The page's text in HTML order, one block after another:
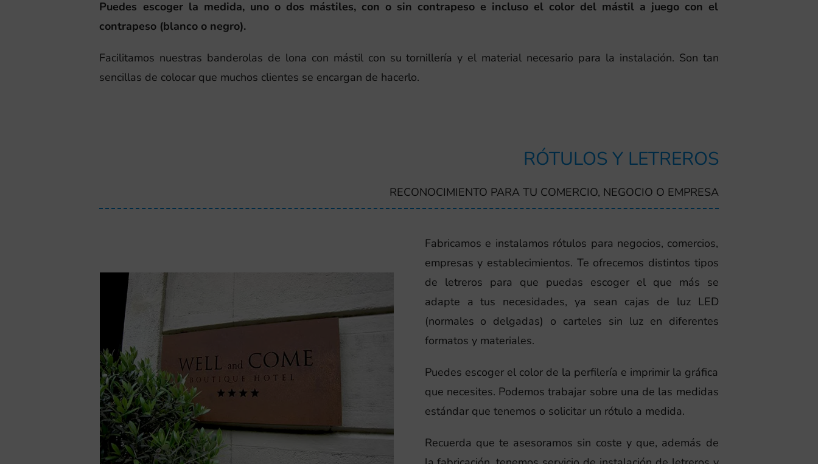
Puedes escoger la medida, uno o dos mástiles, con o sin contrapeso e incluso el color del mástil a juego con el
contrapeso (blanco o negro).
Facilitamos nuestras banderolas de lona con mástil con su tornillería y el material necesario para la instalación. Son tan
sencillas de colocar que muchos clientes se encargan de hacerlo.
RÓTULOS Y LETREROS
RECONOCIMIENTO PARA TU COMERCIO, NEGOCIO O EMPRESA
Fabricamos e instalamos rótulos para negocios, comercios,
empresas y establecimientos. Te ofrecemos distintos tipos
de letreros para que puedas escoger el que más se
adapte a tus necesidades, ya sean cajas de luz LED
(normales o delgadas) o carteles sin luz en diferentes
formatos y materiales.
Puedes escoger el color de la perfilería e imprimir la gráfica
que necesites. Podemos trabajar sobre una de las medidas
estándar que tenemos o solicitar un rótulo a medida.
Recuerda que te asesoramos sin coste y que, además de